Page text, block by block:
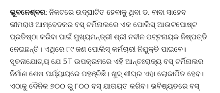
ଭୁବନେଶ୍ବର: ନିକଟରେ ଉଦ୍‌ଘାଟିତ ହେବାକୁ ଥିବା ଡ. ବାବା ସାହେବ
ଭୀମରାଓ ଆମ୍ବେଦକର ବସ୍‌ ଟର୍ମିନାଲରେ ଏକ ପୋଲିସ୍‌ ଆଉଟପୋଷ୍ଟ
ପ୍ରତିଷ୍ଠା କରିବା ପାଇଁ ମୁଖ୍ୟମନ୍ତ୍ରୀ ଶ୍ରୀ ନବୀନ ପଟ୍ଟନାୟକ ନିଷ୍ପତ୍ତି
ନେଇଛନ୍ତି। ଏଥିରେ ୮୯ ଜଣ ପୋଲିସ୍‌ କର୍ମଚାରୀ ନିଯୁକ୍ତି ପାଇବେ।
ସୂଚନାଯୋଗ୍ୟ ଯେ 5T ଉପକ୍ରମରେ ଏହି ଆନ୍ତଃରାଜ୍ୟ ବସ୍‌ ଟର୍ମିନାଲର
ନିର୍ମାଣ ଶେଷ ପର୍ଯ୍ୟାୟରେ ପହଞ୍ଚିଛି। ଖୁବ୍‌ ଶୀଘ୍ର ଏହା ଲୋକାର୍ପିତ ହେବ।
ଏଠାକୁ ଦୈନିକ ୭୦୦ ରୁ ୮୦୦ ବସ୍‌ ଯାତାୟତ କରିବ। ଭବିଷ୍ୟତରେ ବସ୍‌